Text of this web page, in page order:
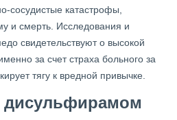
сосудистые катастрофы,
и смерть. Исследования и
свидетельствуют о высокой
за счет страха больного за
тягу к вредной привычке.
дисульфирамом